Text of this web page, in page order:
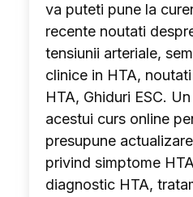
va puteti pune la
recente noutati
tensiunii arteriale,
clinice in HTA,
HTA, Ghiduri ESC.
acestui curs online
presupune
privind simptome
diagnostic HTA,